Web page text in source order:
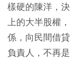
樣硬的陳洋，
上的大半股權
係，向民間借
負責人，不再